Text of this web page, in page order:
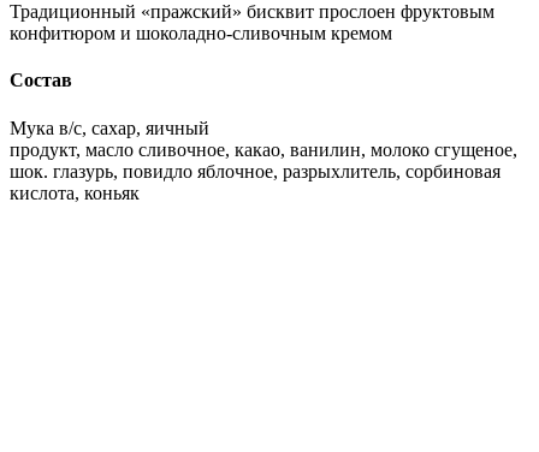
Традиционный «пражский» бисквит прослоен фруктовым
конфитюром и шоколадно-сливочным кремом
Состав
Мука в/с, сахар, яичный
продукт, масло сливочное, какао, ванилин, молоко сгущеное,
шок. глазурь, повидло яблочное, разрыхлитель, сорбиновая
кислота, коньяк